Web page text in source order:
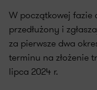
W początkowej fazie
przedłużony i
za pierwsze dwa
terminu na złożenie
lipca 2024 r.